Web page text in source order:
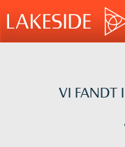
indholdet
VI FANDT